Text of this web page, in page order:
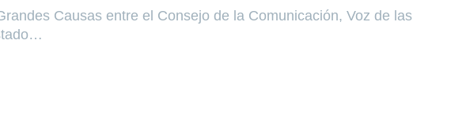
Causas entre el Consejo de la Comunicación, Voz de las